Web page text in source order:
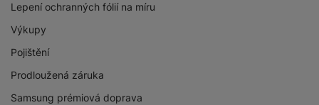
Lepení ochranných fólií na míru
Výkupy
Pojištění
Prodloužená záruka
Samsung prémiová doprava